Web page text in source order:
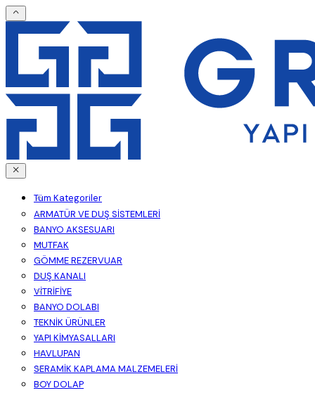
Tüm Kategoriler
ARMATÜR VE DUŞ SİSTEMLERİ
BANYO AKSESUARI
MUTFAK
GÖMME REZERVUAR
DUŞ KANALI
VİTRİFİYE
BANYO DOLABI
TEKNİK ÜRÜNLER
YAPI KİMYASALLARI
HAVLUPAN
SERAMİK KAPLAMA MALZEMELERİ
BOY DOLAP